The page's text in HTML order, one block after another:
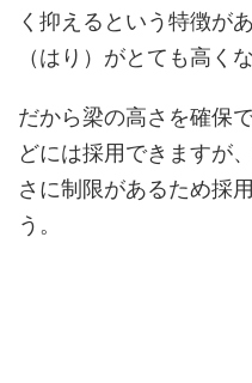
く抑えるという特徴が
（はり）がとても高く
だから梁の高さを確保
どには採用できますが
さに制限があるため採
う。